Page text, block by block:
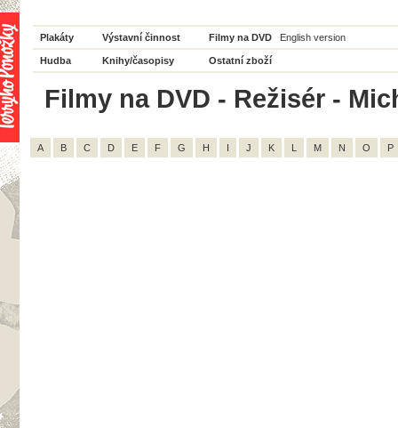
Plakáty Výstavní činnost Filmy na DVD English version
Hudba Knihy/časopisy Ostatní zboží
Filmy na DVD - Režisér -
A B C D E F G H I J K L M N O P